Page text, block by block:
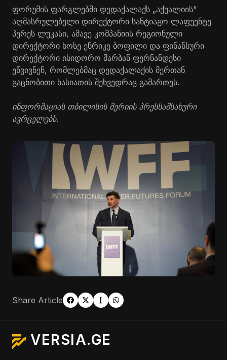
ფორუმის ფარგლებში დედაქალაქს „აქუალიის“
აღმასრულებელი დირექტორი სანტიაგო ლაფუენტე
პერეს ლუკასი, ამავე კომპანიის რეგიონული
დირექტორი ხოსე ენრიკე ბოფილი და ფინანსური
დირექტორი ისიდორო მარბან ფერნანდესი
ეწვივნენ, რომლებმაც დედაქალაქის მერთან
გაცნობითი ხასიათის შეხვედრაც გამართეს.
ინფორმაციას თბილისის მერიის პრესსამსახური
ავრცელებს.
Share Article
VERSIA.GE